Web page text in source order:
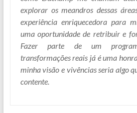
explorar os meandros dessas
experiência enriquecedora para
uma oportunidade de retribuir e
Fazer parte de um
transformações reais já é uma
minha visão e vivências seria algo
contente.